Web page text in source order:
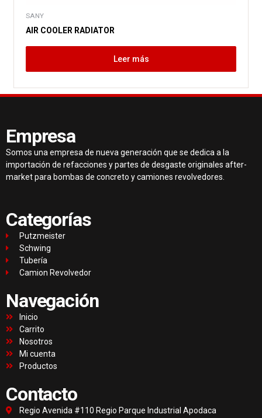
SANY
AIR COOLER RADIATOR
Leer más
Empresa
Somos una empresa de nueva generación que se dedica a la
importación de refacciones y partes de desgaste originales after-
market para bombas de concreto y camiones revolvedores.
Categorías
Putzmeister
Schwing
Tubería
Camion Revolvedor
Navegación
Inicio
Carrito
Nosotros
Mi cuenta
Productos
Contacto
Regio Avenida #110 Regio Parque Industrial Apodaca